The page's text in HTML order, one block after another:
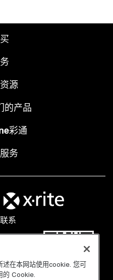
源
的产品
彩通
务
系
述在本网站使用cookie. 您可
的 Cookie.